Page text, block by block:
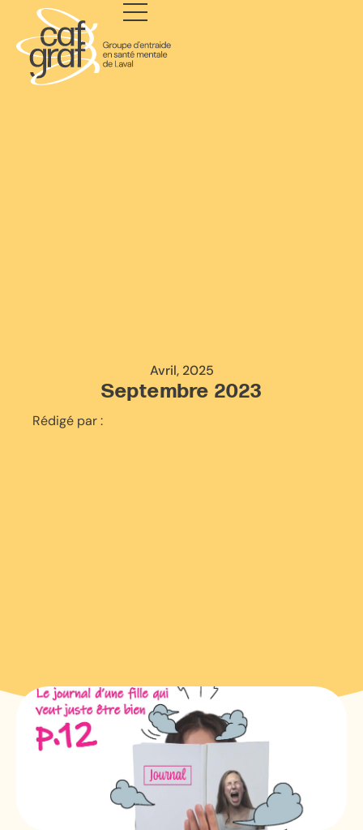
Avril, 2025
Septembre 2023
Rédigé par :